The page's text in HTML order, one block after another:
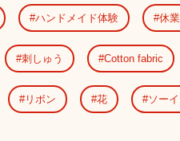
ハンドメイド体験 休
刺しゅう Cotton fabric
リボン 花 ソー